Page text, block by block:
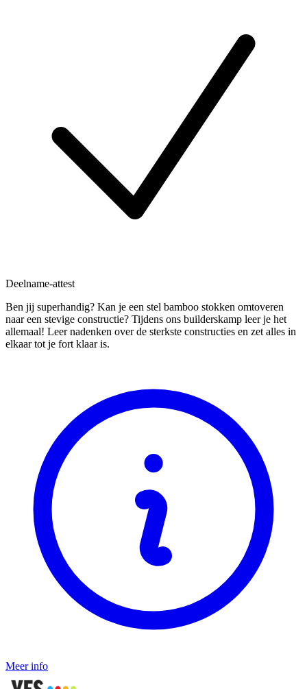
Deelname-attest
Ben jij superhandig? Kan je een stel bamboo stokken omtoveren
naar een stevige constructie? Tijdens ons builderskamp leer je het
allemaal! Leer nadenken over de sterkste constructies en zet alles in
elkaar tot je fort klaar is.
Meer info